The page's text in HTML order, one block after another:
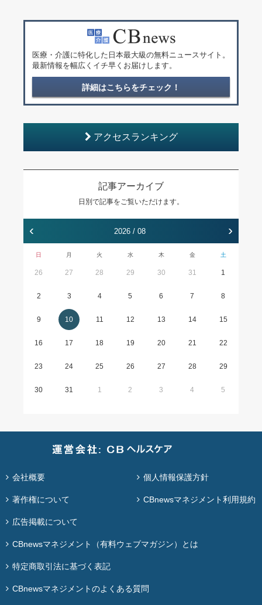
医療・介護に特化した日本最大級の無料ニュースサイト。
最新情報を幅広くイチ早くお届けします。
詳細はこちらをチェック！
アクセスランキング
記事アーカイブ
日別で記事をご覧いただけます。
‹ 2026 / 08 ›
日 月 火 水 木 金 土
26 27 28 29 30 31 1
2 3 4 5 6 7 8
9 10 11 12 13 14 15
16 17 18 19 20 21 22
23 24 25 26 27 28 29
30 31 1 2 3 4 5
会社概要 個人情報保護方針
著作権について CBnewsマネジメント利用規約
広告掲載について
CBnewsマネジメント（有料ウェブマガジン）とは
特定商取引法に基づく表記
CBnewsマネジメントのよくある質問